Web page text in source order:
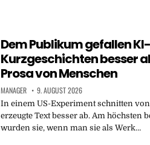
Dem Publikum gefallen KI-
Kurzgeschichten besser
Prosa von Menschen
MANAGER 9. AUGUST 2026
In einem US-Experiment schnitten von
erzeugte Text besser ab. Am höchsten
wurden sie, wenn man sie als Werk…